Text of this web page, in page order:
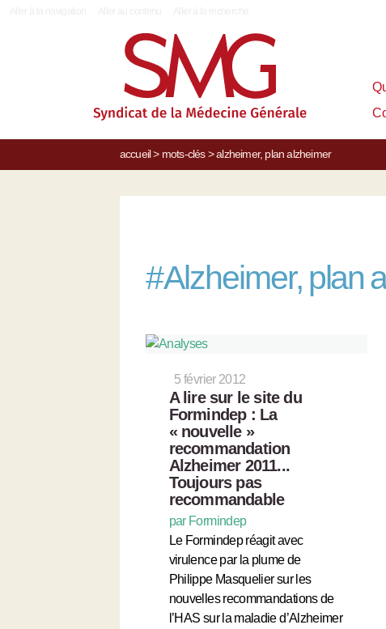
accueil> mots-clés> alzheimer, plan alzheimer
#Alzheimer, plan
5 février 2012
A lire sur le site du
Formindep : La
« nouvelle »
recommandation
Alzheimer 2011...
Toujours pas
recommandable
par Formindep
Le Formindep réagit avec
virulence par la plume de
Philippe Masquelier sur les
nouvelles recommandations de
l’HAS sur la maladie d’Alzheimer